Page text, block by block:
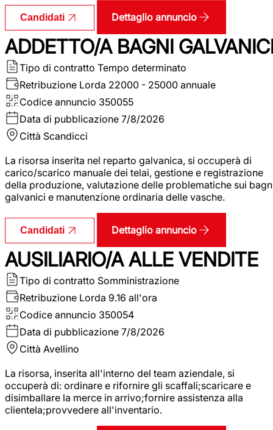
Candidati Dettaglio annuncio
ADDETTO/A BAGNI
Tipo di contratto Tempo determinato
Retribuzione Lorda 22000 - 25000 annuale
Codice annuncio 350055
Data di pubblicazione 7/8/2026
Città Scandicci
La risorsa inserita nel reparto galvanica, si occuperà di
carico/scarico manuale dei telai, gestione e registrazione
della produzione, valutazione delle problematiche sui
galvanici e manutenzione ordinaria delle vasche.
Candidati Dettaglio annuncio
AUSILIARIO/A ALLE VENDITE
Tipo di contratto Somministrazione
Retribuzione Lorda 9.16 all'ora
Codice annuncio 350054
Data di pubblicazione 7/8/2026
Città Avellino
La risorsa, inserita all'interno del team aziendale, si
occuperà di: ordinare e rifornire gli scaffali;scaricare e
disimballare la merce in arrivo;fornire assistenza alla
clientela;provvedere all'inventario.